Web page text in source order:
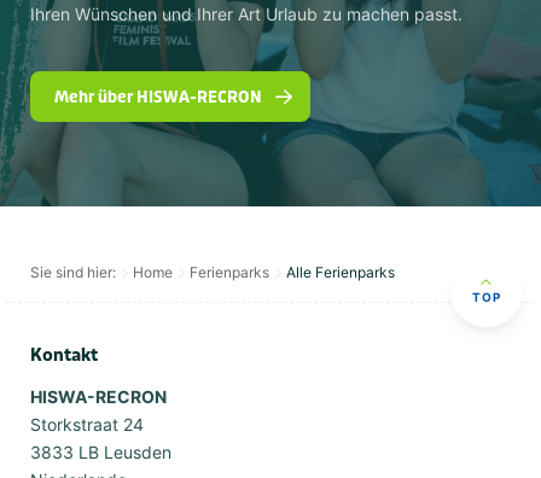
Ihren Wünschen und Ihrer Art Urlaub zu machen passt.
Mehr über HISWA-RECRON
Sie sind hier: Home Ferienparks Alle Ferienparks
TOP
Kontakt
HISWA-RECRON
Storkstraat 24
3833 LB Leusden